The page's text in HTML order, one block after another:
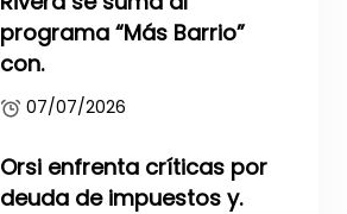
programa “Más Barrio”
con.
07/07/2026
Orsi enfrenta críticas por
deuda de impuestos y.